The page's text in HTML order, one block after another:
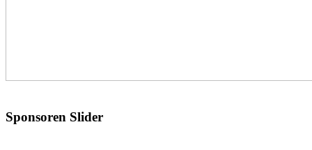
Sponsoren Slider